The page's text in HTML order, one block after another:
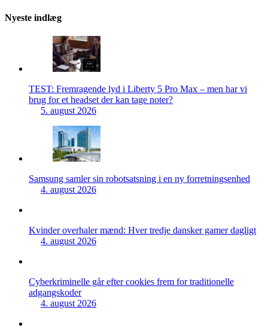
Nyeste indlæg
TEST: Fremragende lyd i Liberty 5 Pro Max – men har vi
brug for et headset der kan tage noter?
5. august 2026
Samsung samler sin robotsatsning i en ny forretningsenhed
4. august 2026
Kvinder overhaler mænd: Hver tredje dansker gamer dagligt
4. august 2026
Cyberkriminelle går efter cookies frem for traditionelle
adgangskoder
4. august 2026